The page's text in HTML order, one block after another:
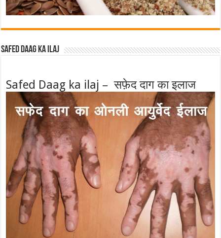
Safed Daag ka ilaj
Safed Daag ka ilaj – सफ़ेद दाग का इलाज